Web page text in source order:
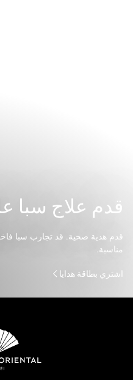
قدم علاج سبا
قدم هدية صحية. قد تجارب سبا
مناسبة.
اشتري بطاقة هدايا